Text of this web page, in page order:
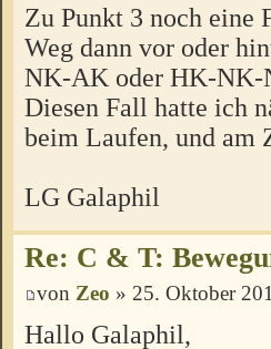
Zu Punkt 3 noch eine
Weg dann vor oder
NK-AK oder HK-NK-
Diesen Fall hatte ich
beim Laufen, und am
LG Galaphil
Re: C & T:
von Zeo » 25. Oktober
Hallo Galaphil,